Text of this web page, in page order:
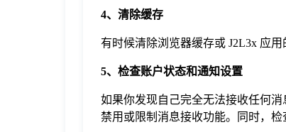
4、清除缓存
有时候清除浏览器缓存或 J2L3x 应
5、检查账户状态和通知设置
如果你发现自己完全无法接收任何
禁用或限制消息接收功能。同时，